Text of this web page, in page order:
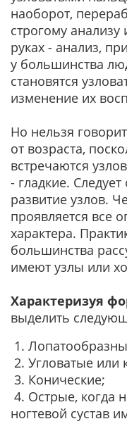
наоборот,
строгому
руках - анализ,
у большинства
становятся
изменение их
Но нельзя
от возраста,
встречаются
- гладкие.
развитие узлов.
проявляется все
характера.
большинства
имеют узлы или
Характеризуя
выделить
1.
2. Угловатые или
3. Конические;
4. Острые, когда
ногтевой сустав